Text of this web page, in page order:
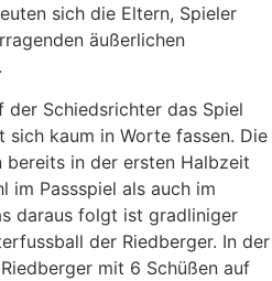
sich die Eltern, Spieler
äußerlichen
Schiedsrichter das Spiel
sich kaum in Worte fassen. Die
bereits in der ersten Halbzeit
im Passspiel als auch im
daraus folgt ist gradliniger
der Riedberger. In der
mit 6 Schüßen auf